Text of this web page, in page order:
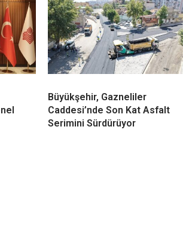
Büyükşehir, Gazneliler
Caddesi’nde Son Kat Asfalt
Serimini Sürdürüyor